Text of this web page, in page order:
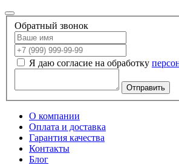
Обратный звонок
Я даю согласие на обработку
Отправить
О компании
Оплата и доставка
Гарантия качества
Контакты
Блог